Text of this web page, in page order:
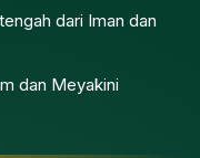
dari Iman dan
dan Meyakini